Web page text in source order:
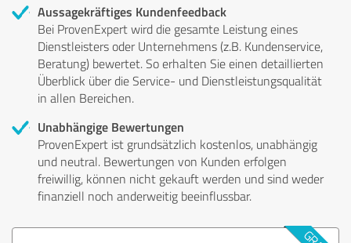
Aussagekräftiges Kundenfeedback
Bei ProvenExpert wird die gesamte Leistung eines
Dienstleisters oder Unternehmens (z.B. Kundenservice,
Beratung) bewertet. So erhalten Sie einen detaillierten
Überblick über die Service- und Dienstleistungsqualität
in allen Bereichen.
Unabhängige Bewertungen
ProvenExpert ist grundsätzlich kostenlos, unabhängig
und neutral. Bewertungen von Kunden erfolgen
freiwillig, können nicht gekauft werden und sind weder
finanziell noch anderweitig beeinflussbar.